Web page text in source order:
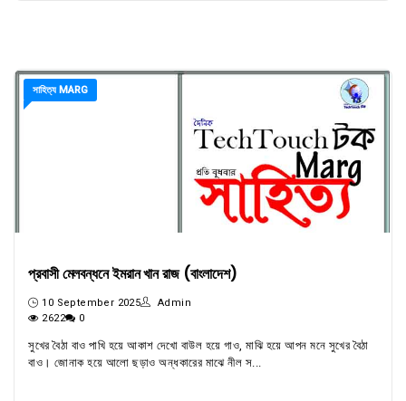
সাহিত্য MARG
প্রবাসী মেলবন্ধনে ইমরান খান রাজ (বাংলাদেশ)
10 September 2025
Admin
2622
0
সুখের বৈঠা বাও পাখি হয়ে আকাশ দেখো বাউল হয়ে গাও, মাঝি হয়ে আপন মনে সুখের বৈঠা
বাও। জোনাক হয়ে আলো ছড়াও অন্ধকারের মাঝে নীল স...